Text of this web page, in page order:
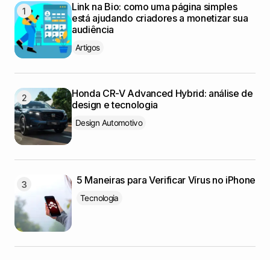
Link na Bio: como uma página simples
está ajudando criadores a monetizar sua
audiência
Artigos
Honda CR-V Advanced Hybrid: análise de
design e tecnologia
Design Automotivo
5 Maneiras para Verificar Vírus no iPhone
Tecnologia